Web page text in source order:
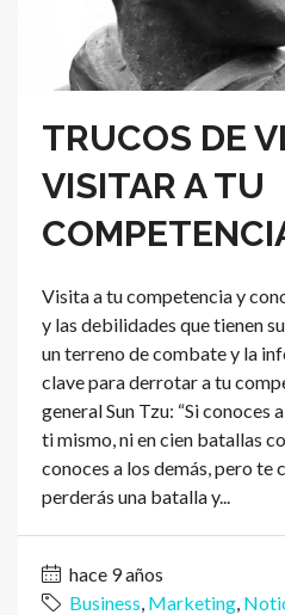
TRUCOS DE
VISITAR A TU
Visita a tu competencia y
y las debilidades que tienen
un terreno de combate y la
clave para derrotar a tu
general Sun Tzu: “Si conoces
ti mismo, ni en cien batallas
conoces a los demás, pero te
perderás una batalla y...
hace 9 años
Business, Marketing,